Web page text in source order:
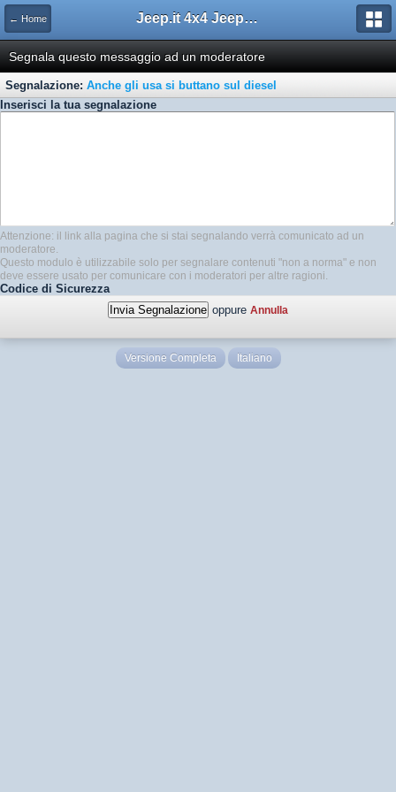
← Home Jeep.it 4x4 Jeep Web Community
Segnala questo messaggio ad un moderatore
Segnalazione: Anche gli usa si buttano sul diesel
Inserisci la tua segnalazione
Attenzione: il link alla pagina che si stai segnalando verrà comunicato ad un
moderatore.
Questo modulo è utilizzabile solo per segnalare contenuti "non a norma" e non
deve essere usato per comunicare con i moderatori per altre ragioni.
Codice di Sicurezza
oppure Annulla
Versione Completa Italiano